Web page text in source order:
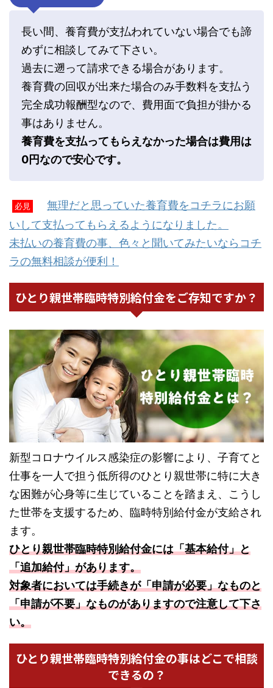
長い間、養育費が支払われていない場合でも諦
めずに相談してみて下さい。
過去に遡って請求できる場合があります。
養育費の回収が出来た場合のみ手数料を支払う
完全成功報酬型なので、費用面で負担が掛かる
事はありません。
養育費を支払ってもらえなかった場合は費用は
0円なので安心です。
必見
無理だと思っていた養育費をコチラにお願
いして支払ってもらえるようになりました。
未払いの養育費の事、色々と聞いてみたいならコチ
ラの無料相談が便利！
ひとり親世帯臨時特別給付金をご存知ですか？
新型コロナウイルス感染症の影響により、子育てと
仕事を一人で担う低所得のひとり親世帯に特に大き
な困難が心身等に生じていることを踏まえ、こうし
た世帯を支援するため、臨時特別給付金が支給され
ます。
ひとり親世帯臨時特別給付金には「基本給付」と
「追加給付」があります。
対象者においては手続きが「申請が必要」なものと
「申請が不要」なものがありますので注意して下さ
い。
ひとり親世帯臨時特別給付金の事はどこで相談
できるの？